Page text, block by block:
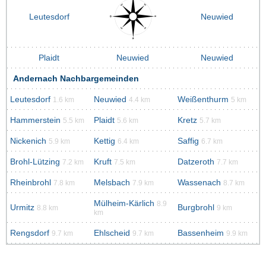
Leutesdorf Neuwied
Plaidt Neuwied Neuwied
Andernach Nachbargemeinden
Leutesdorf 1.6 km Neuwied 4.4 km Weißenthurm 5 km
Hammerstein 5.5 km Plaidt 5.6 km Kretz 5.7 km
Nickenich 5.9 km Kettig 6.4 km Saffig 6.7 km
Brohl-Lützing 7.2 km Kruft 7.5 km Datzeroth 7.7 km
Rheinbrohl 7.8 km Melsbach 7.9 km Wassenach 8.7 km
Urmitz 8.8 km Mülheim-Kärlich 8.9
km
Burgbrohl 9 km
Rengsdorf 9.7 km Ehlscheid 9.7 km Bassenheim 9.9 km